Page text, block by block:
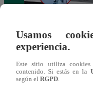
Asesinan a
galería en San Juan
Usamos
experiencia.
Este sitio utiliza
contenido. Si estás en la
según el RGPD